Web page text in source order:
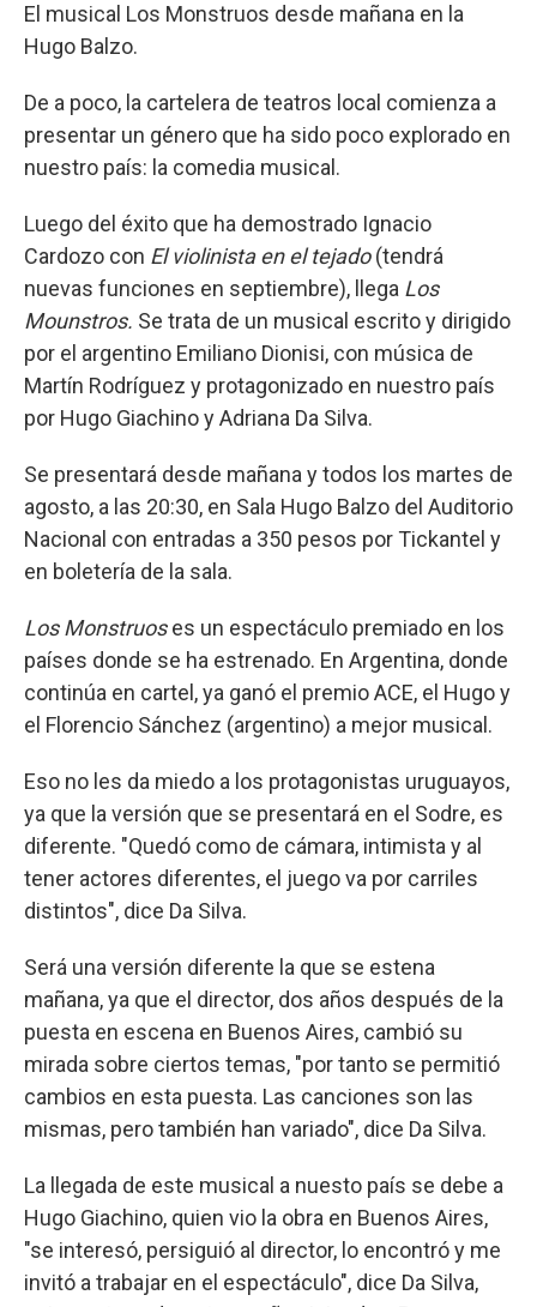
El musical Los Monstruos desde mañana en la
Hugo Balzo.
De a poco, la cartelera de teatros local comienza a
presentar un género que ha sido poco explorado en
nuestro país: la comedia musical.
Luego del éxito que ha demostrado Ignacio
Cardozo con El violinista en el tejado(tendrá
nuevas funciones en septiembre), llega Los
Mounstros. Se trata de un musical escrito y dirigido
por el argentino Emiliano Dionisi, con música de
Martín Rodríguez y protagonizado en nuestro país
por Hugo Giachino y Adriana Da Silva.
Se presentará desde mañana y todos los martes de
agosto, a las 20:30, en Sala Hugo Balzo del Auditorio
Nacional con entradas a 350 pesos por Tickantel y
en boletería de la sala.
Los Monstruoses un espectáculo premiado en los
países donde se ha estrenado. En Argentina, donde
continúa en cartel, ya ganó el premio ACE, el Hugo y
el Florencio Sánchez (argentino) a mejor musical.
Eso no les da miedo a los protagonistas uruguayos,
ya que la versión que se presentará en el Sodre, es
diferente. "Quedó como de cámara, intimista y al
tener actores diferentes, el juego va por carriles
distintos", dice Da Silva.
Será una versión diferente la que se estena
mañana, ya que el director, dos años después de la
puesta en escena en Buenos Aires, cambió su
mirada sobre ciertos temas, "por tanto se permitió
cambios en esta puesta. Las canciones son las
mismas, pero también han variado", dice Da Silva.
La llegada de este musical a nuesto país se debe a
Hugo Giachino, quien vio la obra en Buenos Aires,
"se interesó, persiguió al director, lo encontró y me
invitó a trabajar en el espectáculo", dice Da Silva,